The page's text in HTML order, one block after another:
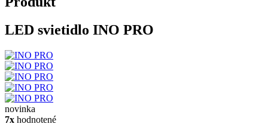
LED svietidlo INO PRO
novinka
7x hodnotené